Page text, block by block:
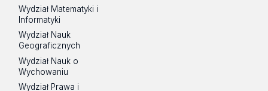
Wydział Matematyki i
Informatyki
Wydział Nauk
Geograficznych
Wydział Nauk o
Wychowaniu
Wydział Prawa i